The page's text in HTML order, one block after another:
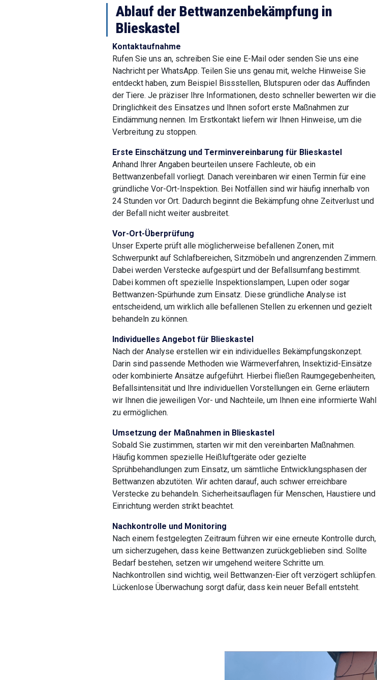
Ablauf der Bettwanzenbekämpfung in
Blieskastel
Kontaktaufnahme
Rufen Sie uns an, schreiben Sie eine E-Mail oder senden Sie uns eine
Nachricht per WhatsApp. Teilen Sie uns genau mit, welche Hinweise Sie
entdeckt haben, zum Beispiel Bissstellen, Blutspuren oder das Auffinden
der Tiere. Je präziser Ihre Informationen, desto schneller bewerten wir die
Dringlichkeit des Einsatzes und Ihnen sofort erste Maßnahmen zur
Eindämmung nennen. Im Erstkontakt liefern wir Ihnen Hinweise, um die
Verbreitung zu stoppen.
Erste Einschätzung und Terminvereinbarung für Blieskastel
Anhand Ihrer Angaben beurteilen unsere Fachleute, ob ein
Bettwanzenbefall vorliegt. Danach vereinbaren wir einen Termin für eine
gründliche Vor-Ort-Inspektion. Bei Notfällen sind wir häufig innerhalb von
24 Stunden vor Ort. Dadurch beginnt die Bekämpfung ohne Zeitverlust und
der Befall nicht weiter ausbreitet.
Vor-Ort-Überprüfung
Unser Experte prüft alle möglicherweise befallenen Zonen, mit
Schwerpunkt auf Schlafbereichen, Sitzmöbeln und angrenzenden Zimmern.
Dabei werden Verstecke aufgespürt und der Befallsumfang bestimmt.
Dabei kommen oft spezielle Inspektionslampen, Lupen oder sogar
Bettwanzen-Spürhunde zum Einsatz. Diese gründliche Analyse ist
entscheidend, um wirklich alle befallenen Stellen zu erkennen und gezielt
behandeln zu können.
Individuelles Angebot für Blieskastel
Nach der Analyse erstellen wir ein individuelles Bekämpfungskonzept.
Darin sind passende Methoden wie Wärmeverfahren, Insektizid-Einsätze
oder kombinierte Ansätze aufgeführt. Hierbei fließen Raumgegebenheiten,
Befallsintensität und Ihre individuellen Vorstellungen ein. Gerne erläutern
wir Ihnen die jeweiligen Vor- und Nachteile, um Ihnen eine informierte Wahl
zu ermöglichen.
Umsetzung der Maßnahmen in Blieskastel
Sobald Sie zustimmen, starten wir mit den vereinbarten Maßnahmen.
Häufig kommen spezielle Heißluftgeräte oder gezielte
Sprühbehandlungen zum Einsatz, um sämtliche Entwicklungsphasen der
Bettwanzen abzutöten. Wir achten darauf, auch schwer erreichbare
Verstecke zu behandeln. Sicherheitsauflagen für Menschen, Haustiere und
Einrichtung werden strikt beachtet.
Nachkontrolle und Monitoring
Nach einem festgelegten Zeitraum führen wir eine erneute Kontrolle durch,
um sicherzugehen, dass keine Bettwanzen zurückgeblieben sind. Sollte
Bedarf bestehen, setzen wir umgehend weitere Schritte um.
Nachkontrollen sind wichtig, weil Bettwanzen-Eier oft verzögert schlüpfen.
Lückenlose Überwachung sorgt dafür, dass kein neuer Befall entsteht.